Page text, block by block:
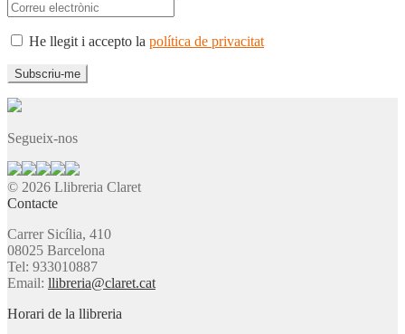
He llegit i accepto la política de privacitat
Segueix-nos
© 2026 Llibreria Claret
Contacte
Carrer Sicília, 410
08025 Barcelona
Tel: 933010887
Email: llibreria@claret.cat
Horari de la llibreria